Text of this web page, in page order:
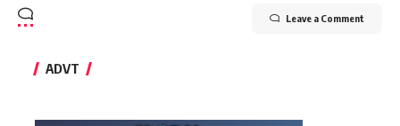
Leave a Comment
ADVT